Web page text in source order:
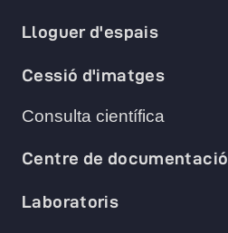
Lloguer d'espais
Cessió d'imatges
Consulta científica
Centre de documentació
Laboratoris